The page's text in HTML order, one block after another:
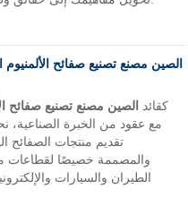
الصين مصنع تصنيع صفائح
كقائد
الصين مصنع تصنيع صفائح
مع عقود من الخبرة
تقديم منتجات الصفائح
والمصممة خصيصًا لقطاعات
الطيران والسيارات